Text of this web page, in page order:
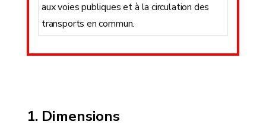
aux voies publiques et à la circulation des
transports en commun.
Dimensions